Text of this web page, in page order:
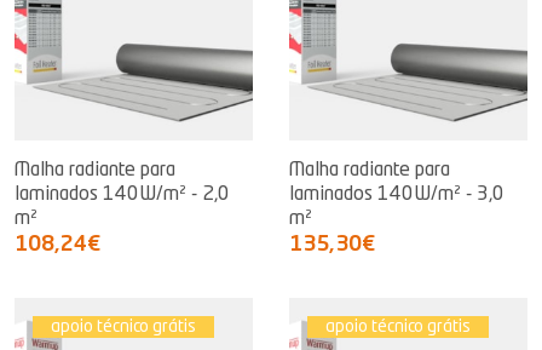
Malha radiante para
laminados 140W/m² - 2,0
m²
108,24€
Malha radiante para
laminados 140W/m² - 3,0
m²
135,30€
apoio técnico grátis apoio técnico grátis